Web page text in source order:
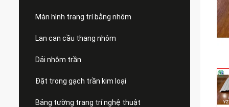
Màn hình trang trí bằng nhôm
Lan can cầu thang nhôm
Dải nhôm trần
Đặt trong gạch trần kim loại
Bảng tường trang trí nghệ thuật